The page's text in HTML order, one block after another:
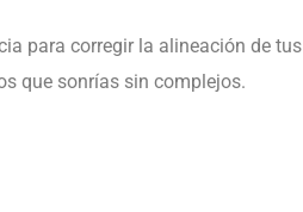
para corregir la alineación de tus
que sonrías sin complejos.